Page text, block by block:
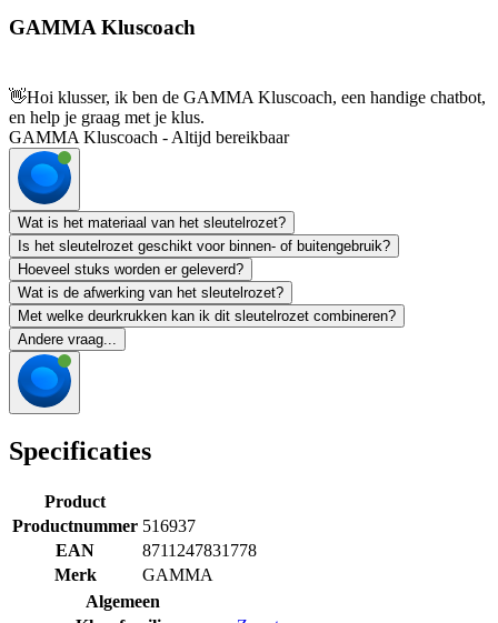
GAMMA Kluscoach
👋Hoi klusser, ik ben de GAMMA Kluscoach, een handige chatbot,
en help je graag met je klus.
GAMMA Kluscoach - Altijd bereikbaar
Wat is het materiaal van het sleutelrozet?
Is het sleutelrozet geschikt voor binnen- of buitengebruik?
Hoeveel stuks worden er geleverd?
Wat is de afwerking van het sleutelrozet?
Met welke deurkrukken kan ik dit sleutelrozet combineren?
Andere vraag...
Specificaties
Product
Productnummer 516937
EAN
8711247831778
Merk
GAMMA
Algemeen